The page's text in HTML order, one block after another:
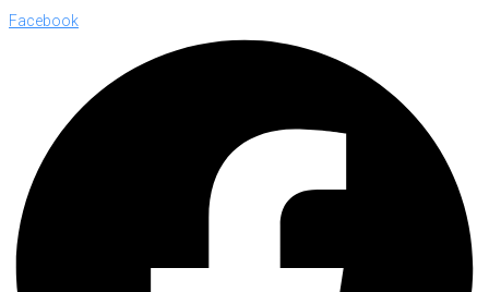
Facebook